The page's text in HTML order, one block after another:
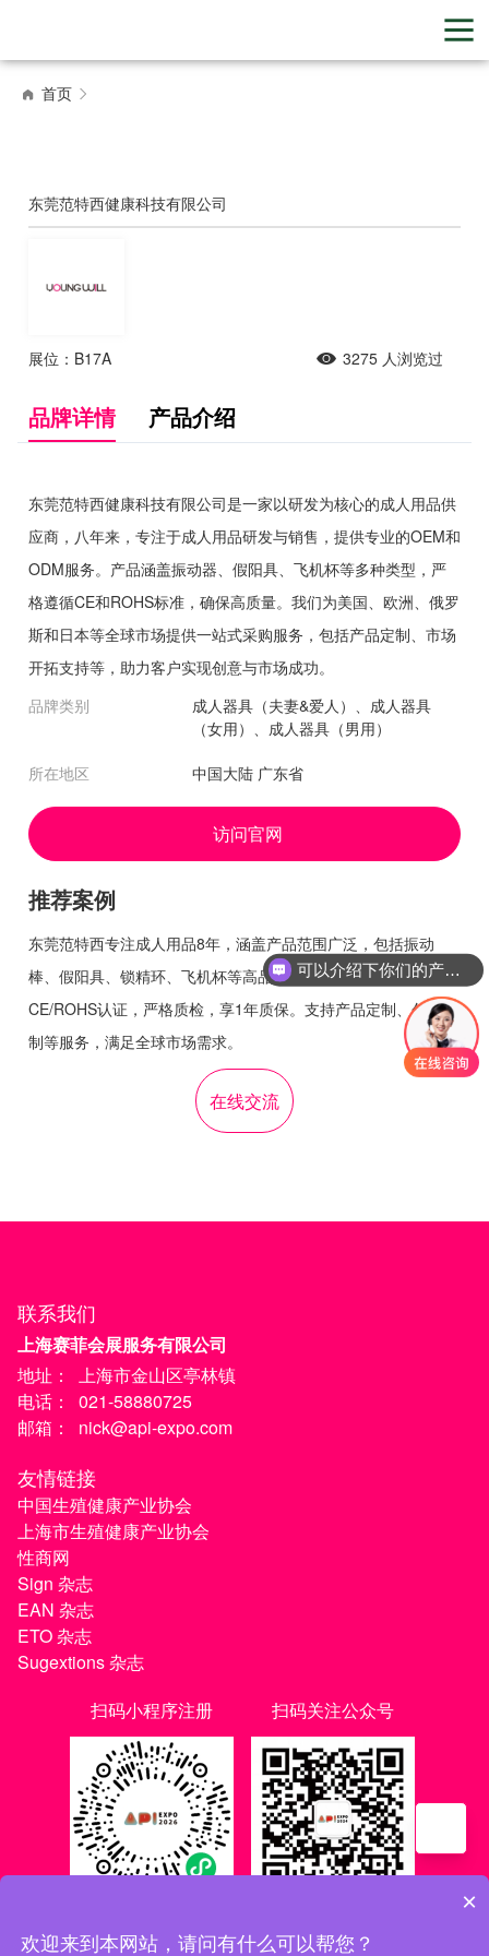
首页
东莞范特西健康科技有限公司
展位：B17A 3275 人浏览过
品牌详情 产品介绍
东莞范特西健康科技有限公司是一家以研发为核心的成人用品供
应商，八年来，专注于成人用品研发与销售，提供专业的OEM和
ODM服务。产品涵盖振动器、假阳具、飞机杯等多种类型，严
格遵循CE和ROHS标准，确保高质量。我们为美国、欧洲、俄罗
斯和日本等全球市场提供一站式采购服务，包括产品定制、市场
开拓支持等，助力客户实现创意与市场成功。
品牌类别
成人器具（夫妻&爱人）、成人器具
（女用）、成人器具（男用）
所在地区 中国大陆 广东省
访问官网
推荐案例
东莞范特西专注成人用品8年，涵盖产品范围广泛，包括振动
棒、假阳具、锁精环、飞机杯等高品质产品。所有产品通过
CE/ROHS认证，严格质检，享1年质保。支持产品定制、包装定
制等服务，满足全球市场需求。
在线交流
联系我们
上海赛菲会展服务有限公司
地址：
上海市金山区亭林镇
电话：
021-58880725
邮箱：
nick@api-expo.com
友情链接
中国生殖健康产业协会
上海市生殖健康产业协会
性商网
Sign 杂志
EAN 杂志
ETO 杂志
Sugextions 杂志
扫码小程序注册
扫码关注公众号
沪ICP备20021056号-1 | 沪ICP备20021056号-3
可以介绍下你们的产品么
×
欢迎来到本网站，请问有什么可以帮您？